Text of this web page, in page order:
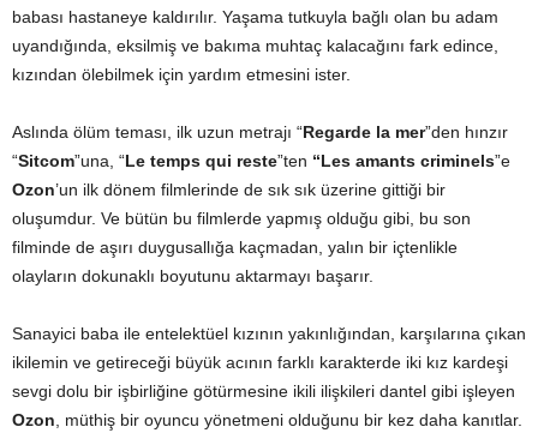
babası hastaneye kaldırılır. Yaşama tutkuyla bağlı olan bu adam
uyandığında, eksilmiş ve bakıma muhtaç kalacağını fark edince,
kızından ölebilmek için yardım etmesini ister.
Aslında ölüm teması, ilk uzun metrajı “Regarde la mer”den hınzır
“Sitcom”una, “Le temps qui reste”ten “Les amants criminels”e
Ozon’un ilk dönem filmlerinde de sık sık üzerine gittiği bir
oluşumdur. Ve bütün bu filmlerde yapmış olduğu gibi, bu son
filminde de aşırı duygusallığa kaçmadan, yalın bir içtenlikle
olayların dokunaklı boyutunu aktarmayı başarır.
Sanayici baba ile entelektüel kızının yakınlığından, karşılarına çıkan
ikilemin ve getireceği büyük acının farklı karakterde iki kız kardeşi
sevgi dolu bir işbirliğine götürmesine ikili ilişkileri dantel gibi işleyen
Ozon , müthiş bir oyuncu yönetmeni olduğunu bir kez daha kanıtlar.